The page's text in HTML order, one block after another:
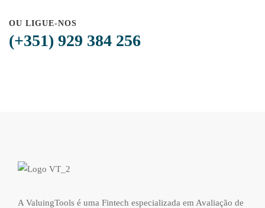
OU LIGUE-NOS
(+351) 929 384 256
A ValuingTools é uma Fintech especializada em Avaliação de